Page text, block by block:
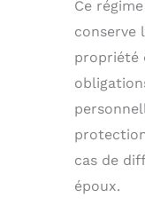
Ce
conserve
propriété
cas de
époux.